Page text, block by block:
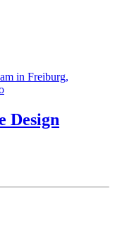
Design